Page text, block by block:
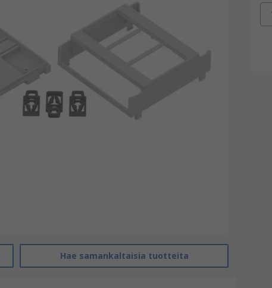
Hae samankaltaisia tuotteita